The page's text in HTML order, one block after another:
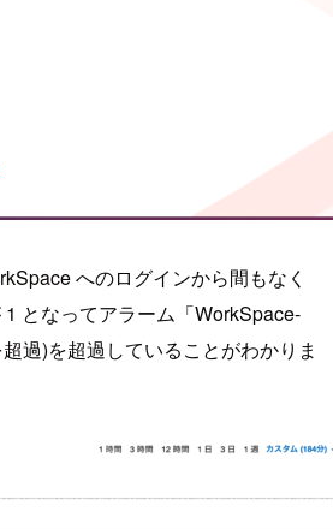
へのログインから間もなく
となってアラーム「WorkSpace-
過)を超過していることがわかりま